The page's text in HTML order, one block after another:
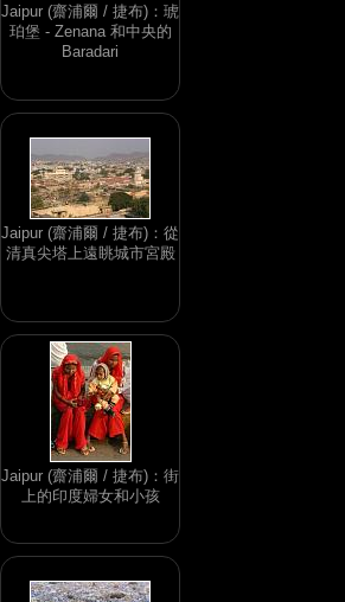
Jaipur (齋浦爾 / 捷布)：琥
珀堡 - Zenana 和中央的
Baradari
Jaipur (齋浦爾 / 捷布)：從
清真尖塔上遠眺城市宮殿
Jaipur (齋浦爾 / 捷布)：街
上的印度婦女和小孩